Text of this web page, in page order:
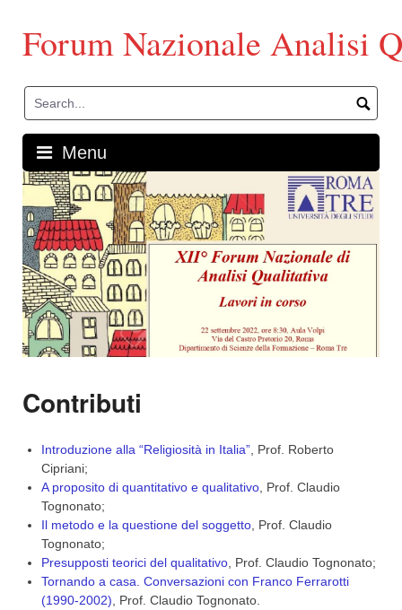
contentForum Nazionale Analisi
Menu
Contributi
Introduzione alla “Religiosità in Italia” , Prof. Roberto
Cipriani;
A proposito di quantitativo e qualitativo , Prof. Claudio
Tognonato;
Il metodo e la questione del soggetto , Prof. Claudio
Tognonato;
Presupposti teorici del qualitativo , Prof. Claudio Tognonato;
Tornando a casa. Conversazioni con Franco Ferrarotti
(1990-2002) , Prof. Claudio Tognonato.